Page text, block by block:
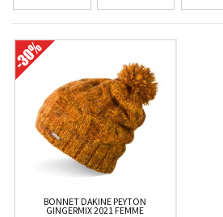
BONNET DAKINE PEYTON
GINGERMIX 2021 FEMME